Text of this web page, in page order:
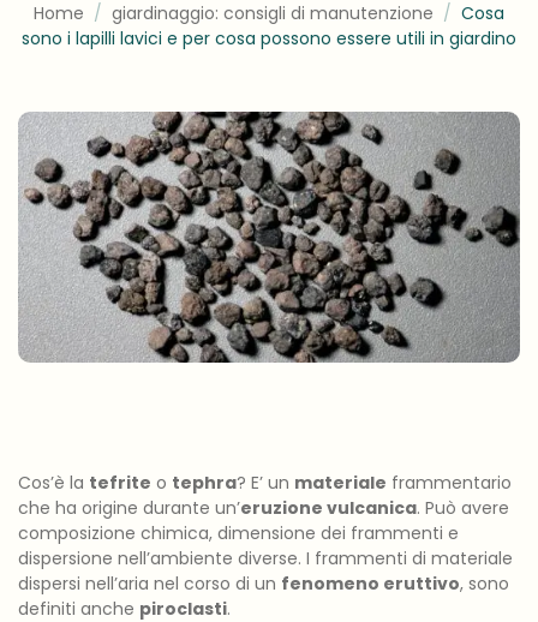
Home / giardinaggio: consigli di manutenzione / Cosa
sono i lapilli lavici e per cosa possono essere utili in giardino
Cos’è la tefrite o tephra? E’ un materiale frammentario
che ha origine durante un’eruzione vulcanica. Può avere
composizione chimica, dimensione dei frammenti e
dispersione nell’ambiente diverse. I frammenti di materiale
dispersi nell’aria nel corso di un fenomeno eruttivo, sono
definiti anche piroclasti.